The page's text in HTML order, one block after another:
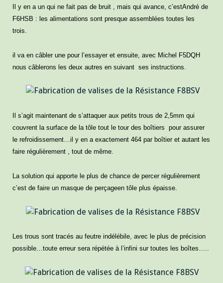
Il y en a un qui ne fait pas de bruit , mais qui avance, c’estAndré de
F6HSB : les alimentations sont presque assemblées toutes les
trois.
il va en câbler une pour l’essayer et ensuite, avec Michel F5DQH
nous câblerons les deux autres en suivant ses instructions.
Il s’agit maintenant de s’attaquer aux petits trous de 2,5mm qui
couvrent la surface de la tôle tout le tour des boîtiers pour assurer
le refroidissement…il y en a exactement 464 par boîtier et autant les
faire régulièrement , tout de même.
La solution qui apporte le plus de chance de percer régulièrement
c’est de faire un masque de perçageen tôle plus épaisse.
Les trous sont tracés au feutre indélébile, avec le plus de précision
possible…toute erreur sera répétée à l’infini sur toutes les boîtes…..